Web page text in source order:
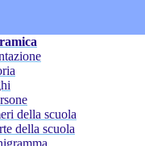
della scuola
della scuola